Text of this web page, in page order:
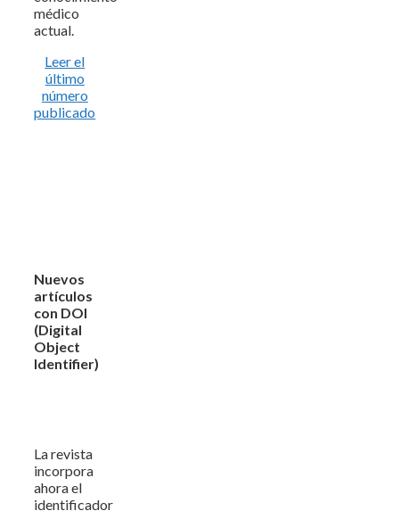
médico
actual.
Leer el
último
número
publicado
Nuevos
artículos
con DOI
(Digital
Object
Identifier)
La revista
incorpora
ahora el
identificador